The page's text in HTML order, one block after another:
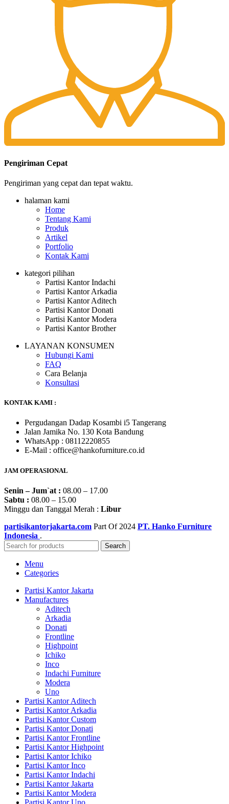
Pengiriman Cepat
Pengiriman yang cepat dan tepat waktu.
halaman kami
Home
Tentang Kami
Produk
Artikel
Portfolio
Kontak Kami
kategori pilihan
Partisi Kantor Indachi
Partisi Kantor Arkadia
Partisi Kantor Aditech
Partisi Kantor Donati
Partisi Kantor Modera
Partisi Kantor Brother
LAYANAN KONSUMEN
Hubungi Kami
FAQ
Cara Belanja
Konsultasi
KONTAK KAMI :
Pergudangan Dadap Kosambi i5 Tangerang
Jalan Jamika No. 130 Kota Bandung
WhatsApp : 08112220855
E-Mail : office@hankofurniture.co.id
JAM OPERASIONAL
Senin – Jum`at : 08.00 – 17.00
Sabtu : 08.00 – 15.00
Minggu dan Tanggal Merah : Libur
partisikantorjakarta.com Part Of 2024 PT. Hanko Furniture
Indonesia .
Search
Menu
Categories
Partisi Kantor Jakarta
Manufactures
Aditech
Arkadia
Donati
Frontline
Highpoint
Ichiko
Inco
Indachi Furniture
Modera
Uno
Partisi Kantor Aditech
Partisi Kantor Arkadia
Partisi Kantor Custom
Partisi Kantor Donati
Partisi Kantor Frontline
Partisi Kantor Highpoint
Partisi Kantor Ichiko
Partisi Kantor Inco
Partisi Kantor Indachi
Partisi Kantor Jakarta
Partisi Kantor Modera
Partisi Kantor Uno